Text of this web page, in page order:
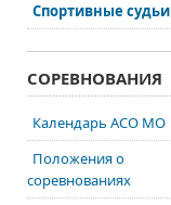
Спортивные судьи
СОРЕВНОВАНИЯ
Календарь АСО МО
Положения о
соревнованиях